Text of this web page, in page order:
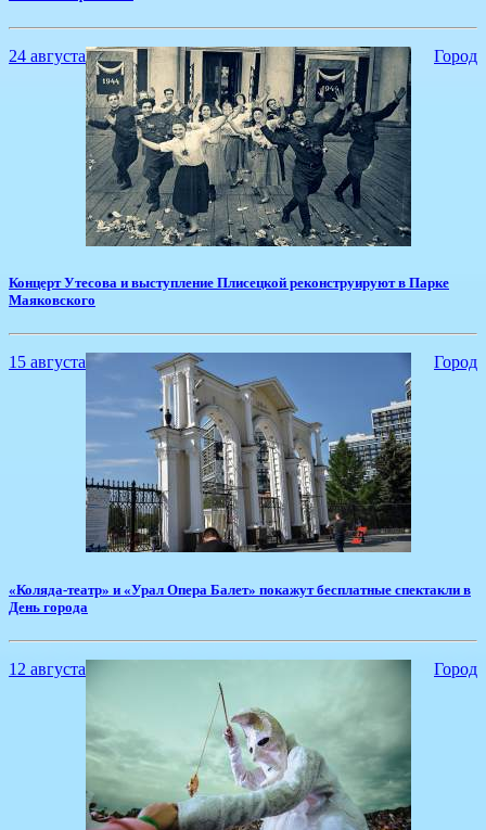
24 августа Город
Концерт Утесова и выступление Плисецкой реконструируют в Парке
Маяковского
15 августа Город
​«Коляда-театр» и «Урал Опера Балет» покажут бесплатные спектакли в
День города
12 августа Город